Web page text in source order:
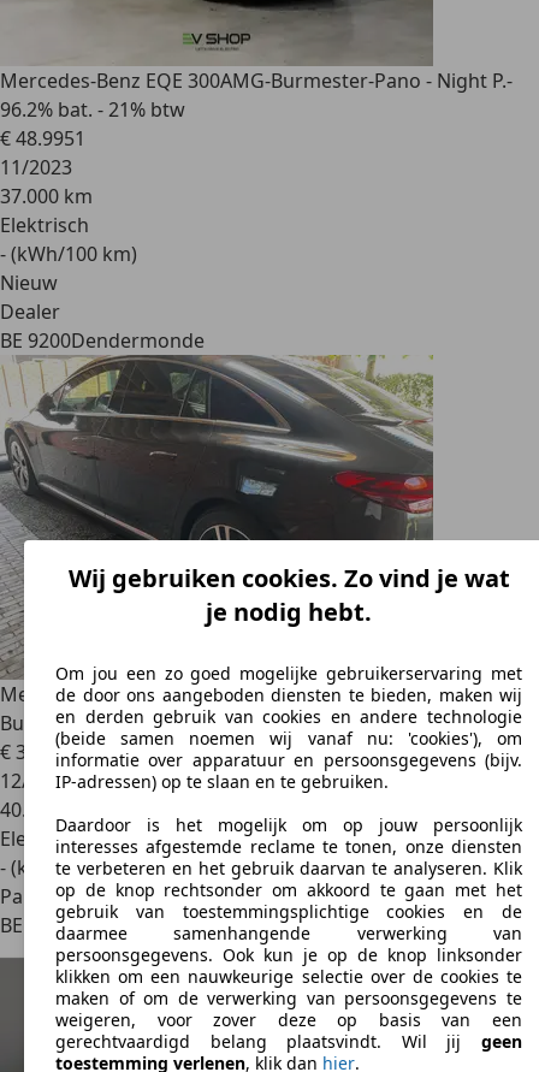
Mercedes-Benz EQE 300AMG-Burmester-Pano - Night P.-
96.2% bat. - 21% btw
€ 48.9951
11/2023
37.000 km
Elektrisch
- (kWh/100 km)
Nieuw
Dealer
BE 9200Dendermonde
Mercedes-Benz EQE 300EQE 90.6 kWh 300 Business Edition
Business Edition
€ 39.950
12/2023
40.000 km
Elektrisch
- (kWh/100 km)
Particulier
BE 3560Lummen
Wij gebruiken cookies. Zo vind je wat
je nodig hebt.
Om jou een zo goed mogelijke gebruikerservaring met
de door ons aangeboden diensten te bieden, maken wij
en derden gebruik van cookies en andere technologie
(beide samen noemen wij vanaf nu: 'cookies'), om
informatie over apparatuur en persoonsgegevens (bijv.
IP-adressen) op te slaan en te gebruiken.
Daardoor is het mogelijk om op jouw persoonlijk
interesses afgestemde reclame te tonen, onze diensten
te verbeteren en het gebruik daarvan te analyseren. Klik
op de knop rechtsonder om akkoord te gaan met het
gebruik van toestemmingsplichtige cookies en de
daarmee samenhangende verwerking van
persoonsgegevens. Ook kun je op de knop linksonder
klikken om een nauwkeurige selectie over de cookies te
maken of om de verwerking van persoonsgegevens te
weigeren, voor zover deze op basis van een
gerechtvaardigd belang plaatsvindt. Wil jij geen
toestemming verlenen, klik dan hier.